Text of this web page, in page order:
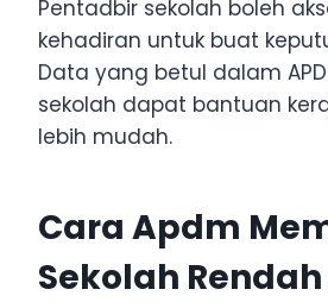
Pentadbir sekolah boleh
kehadiran untuk buat
Data yang betul dalam
sekolah dapat bantuan
lebih mudah.
Cara Apdm
Sekolah